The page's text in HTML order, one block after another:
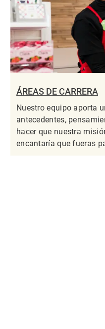
ÁREAS DE CARRERA
Nuestro equipo aporta
antecedentes,
hacer que nuestra
encantaría que fueras